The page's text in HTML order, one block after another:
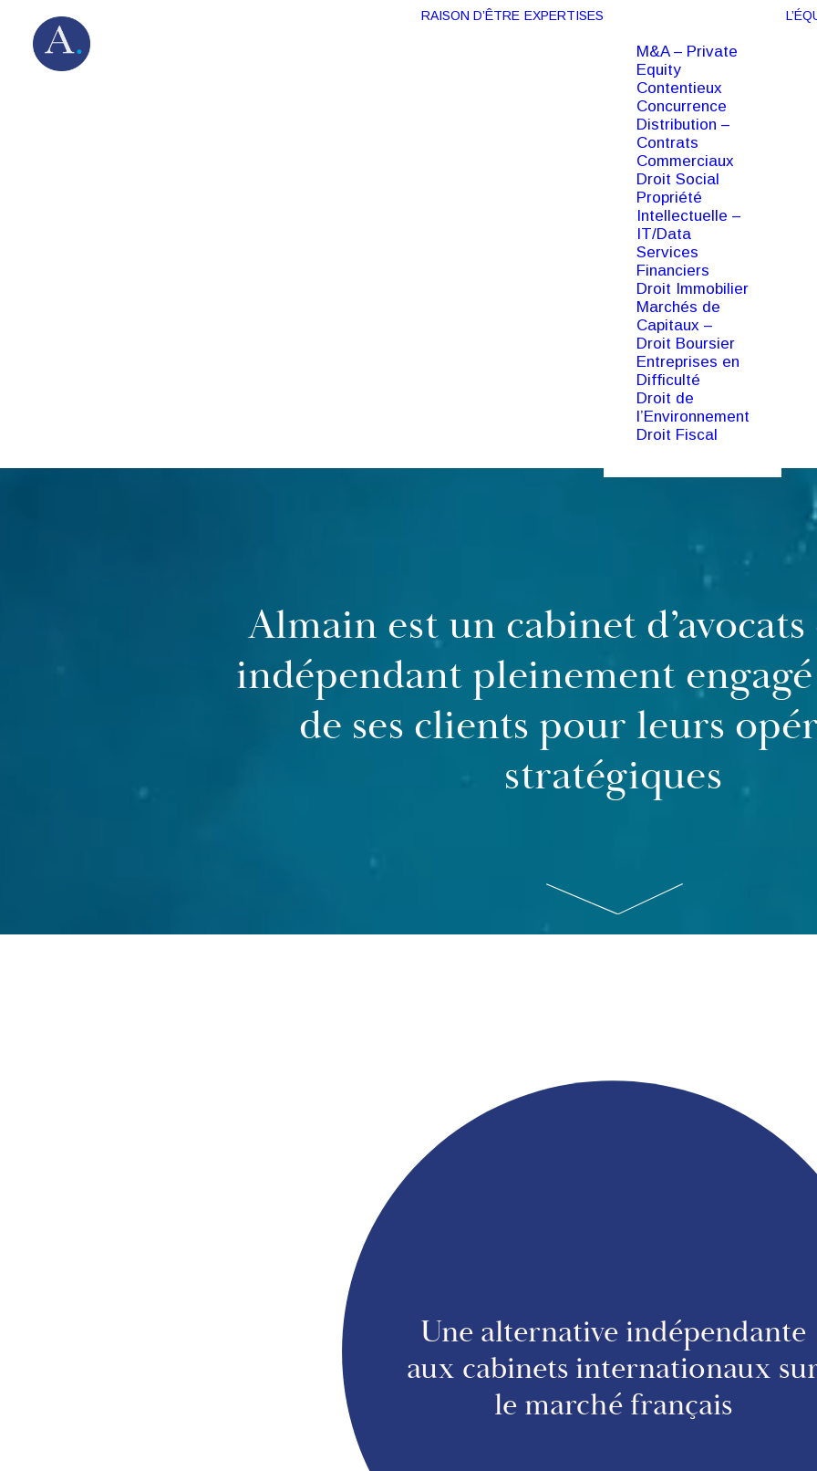
RAISON D’ÊTRE EXPERTISES
M&A – Private
Equity
Contentieux
Concurrence
Distribution –
Contrats
Commerciaux
Droit Social
Propriété
Intellectuelle –
IT/Data
Services
Financiers
Droit Immobilier
Marchés de
Capitaux –
Droit Boursier
Entreprises en
Difficulté
Droit de
l’Environnement
Droit Fiscal
Almain est un cabinet d’avocats
indépendant pleinement
de ses clients pour leurs
stratégiques
Une alternative indépendante
aux cabinets internationaux
le marché français